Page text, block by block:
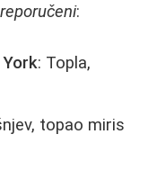
:
: Topla,
topao miris